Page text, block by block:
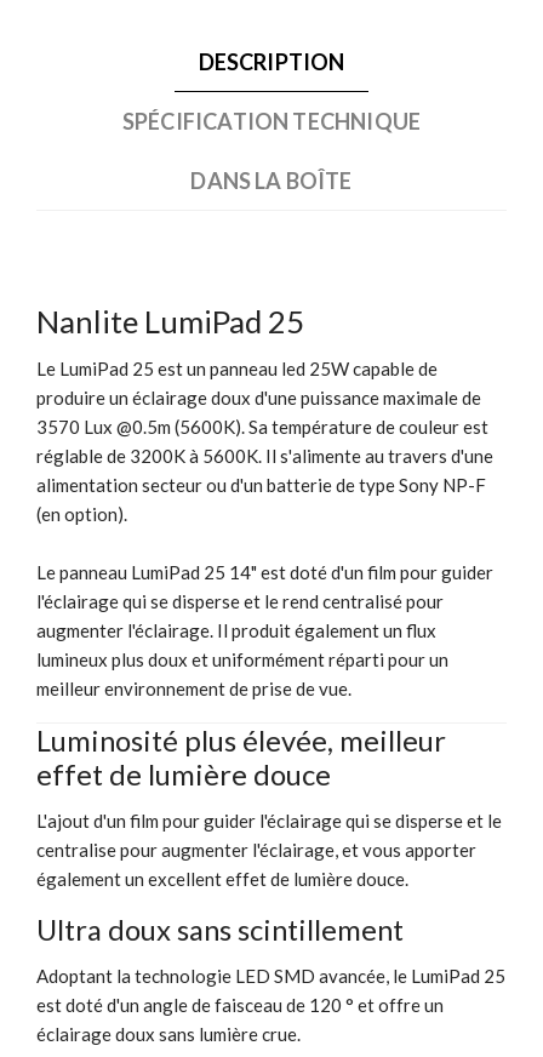
DESCRIPTION
SPÉCIFICATION TECHNIQUE
DANS LA BOÎTE
Nanlite LumiPad 25
Le LumiPad 25 est un panneau led 25W capable de
produire un éclairage doux d'une puissance maximale de
3570 Lux @0.5m (5600K). Sa température de couleur est
réglable de 3200K à 5600K. Il s'alimente au travers d'une
alimentation secteur ou d'un batterie de type Sony NP-F
(en option).
Le panneau LumiPad 25 14" est doté d'un film pour guider
l'éclairage qui se disperse et le rend centralisé pour
augmenter l'éclairage. Il produit également un flux
lumineux plus doux et uniformément réparti pour un
meilleur environnement de prise de vue.
Luminosité plus élevée, meilleur
effet de lumière douce
L'ajout d'un film pour guider l'éclairage qui se disperse et le
centralise pour augmenter l'éclairage, et vous apporter
également un excellent effet de lumière douce.
Ultra doux sans scintillement
Adoptant la technologie LED SMD avancée, le LumiPad 25
est doté d'un angle de faisceau de 120 ° et offre un
éclairage doux sans lumière crue.